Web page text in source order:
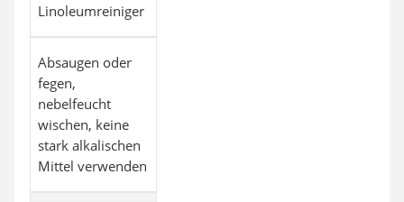
Linoleumreiniger
Absaugen oder
fegen,
nebelfeucht
wischen, keine
stark alkalischen
Mittel verwenden